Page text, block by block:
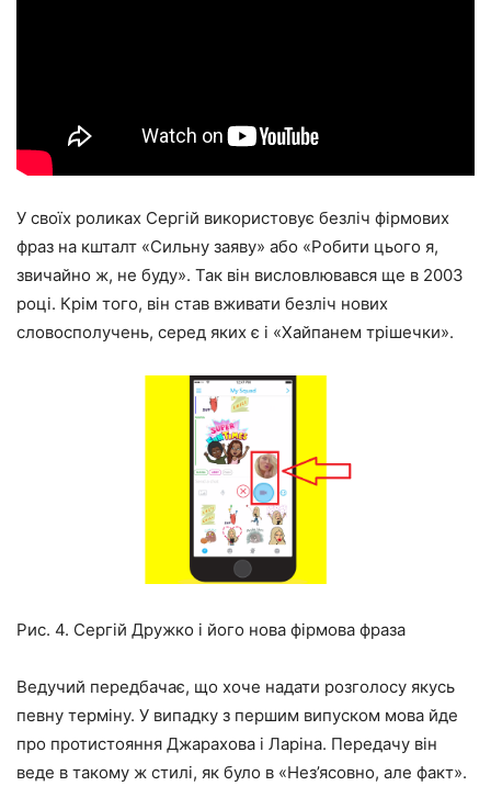
У своїх роликах Сергій використовує безліч фірмових
фраз на кшталт «Сильну заяву» або «Робити цього я,
звичайно ж, не буду». Так він висловлювався ще в 2003
році. Крім того, він став вживати безліч нових
словосполучень, серед яких є і «Хайпанем трішечки».
Рис. 4. Сергій Дружко і його нова фірмова фраза
Ведучий передбачає, що хоче надати розголосу якусь
певну терміну. У випадку з першим випуском мова йде
про протистояння Джарахова і Ларіна. Передачу він
веде в такому ж стилі, як було в «Нез’ясовно, але факт».